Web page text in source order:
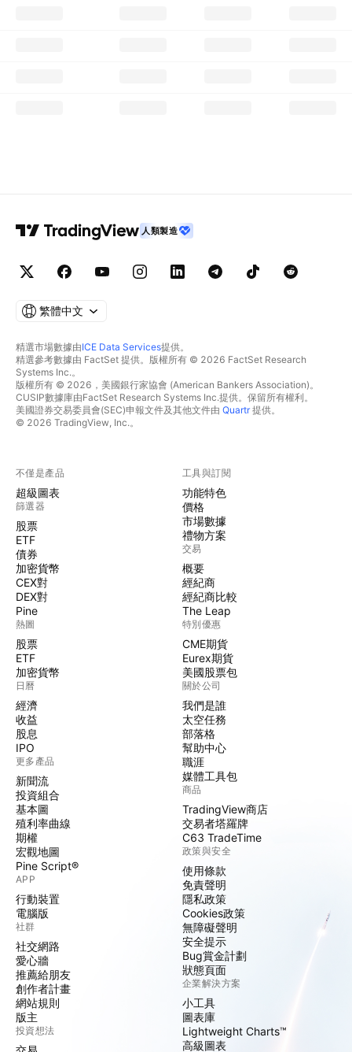
人類製造
繁體中文
精選市場數據由ICE Data Services提供。
精選參考數據由 FactSet 提供。版權所有 © 2026 FactSet Research
Systems Inc.。
版權所有 © 2026，美國銀行家協會 (American Bankers Association)。
CUSIP數據庫由FactSet Research Systems Inc.提供。保留所有權利。
美國證券交易委員會(SEC)申報文件及其他文件由 Quartr提供。
© 2026 TradingView, Inc.。
不僅是產品
超級圖表
篩選器
股票
ETF
債券
加密貨幣
CEX對
DEX對
Pine
熱圖
股票
ETF
加密貨幣
日曆
經濟
收益
股息
IPO
更多產品
新聞流
投資組合
基本圖
殖利率曲線
期權
宏觀地圖
Pine Script®
APP
行動裝置
電腦版
社群
社交網路
愛心牆
推薦給朋友
創作者計畫
網站規則
版主
投資想法
工具與訂閱
功能特色
價格
市場數據
禮物方案
交易
概要
經紀商
經紀商比較
The Leap
特別優惠
CME期貨
Eurex期貨
美國股票包
關於公司
我們是誰
太空任務
部落格
幫助中心
職涯
媒體工具包
商品
TradingView商店
交易者塔羅牌
C63 TradeTime
政策與安全
使用條款
免責聲明
隱私政策
Cookies政策
無障礙聲明
安全提示
Bug賞金計劃
狀態頁面
企業解決方案
小工具
圖表庫
Lightweight Charts™
高級圖表